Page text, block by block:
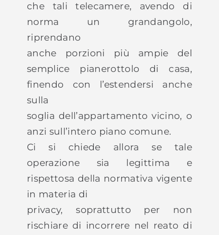
che tali telecamere, avendo di
norma un grandangolo,
riprendano
anche porzioni più ampie del
semplice pianerottolo di casa,
finendo con l’estendersi anche
sulla
soglia dell’appartamento vicino, o
anzi sull’intero piano comune.
Ci si chiede allora se tale
operazione sia legittima e
rispettosa della normativa vigente
in materia di
privacy, soprattutto per non
rischiare di incorrere nel reato di